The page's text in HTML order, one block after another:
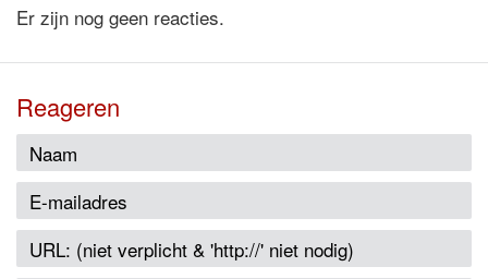
Er zijn nog geen reacties.
Reageren